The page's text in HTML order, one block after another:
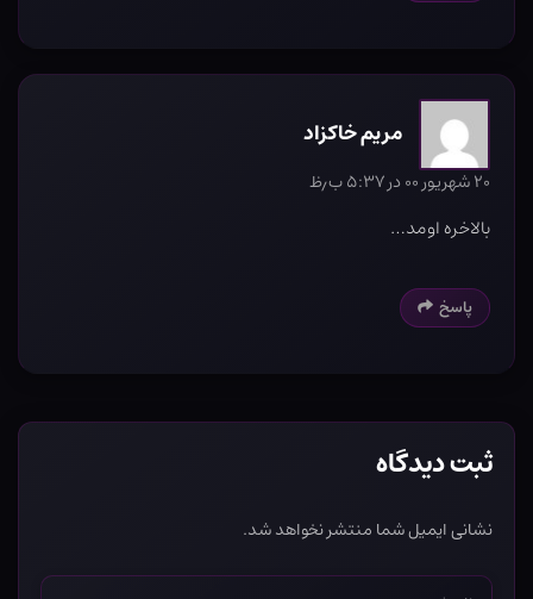
مریم خاکزاد
۲۰ شهریور ۰۰ در ۵:۳۷ ب٫ظ
بالاخره اومد…
پاسخ
ثبت دیدگاه
نشانی ایمیل شما منتشر نخواهد شد.
نام